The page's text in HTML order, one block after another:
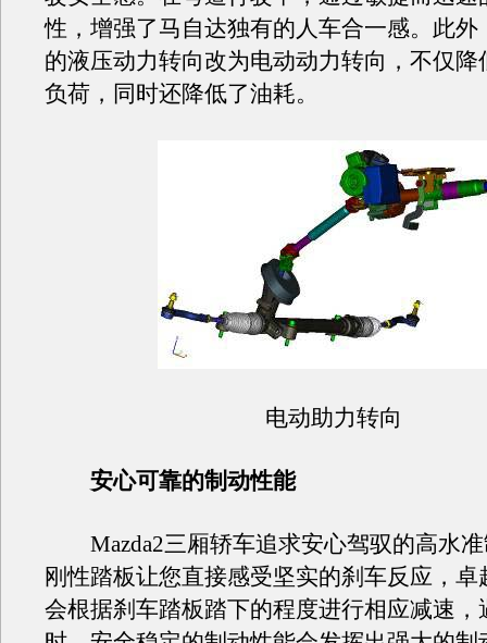
性，增强了马自达独有的人车合一感。此外
的液压动力转向改为电动动力转向，不仅降
负荷，同时还降低了油耗。
电动助力转向
安心可靠的制动性能
Mazda2三厢轿车追求安心驾驭的高水准
刚性踏板让您直接感受坚实的刹车反应，卓
会根据刹车踏板踏下的程度进行相应减速，